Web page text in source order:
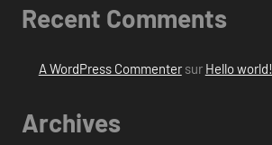
Recent Comments
A WordPress Commentersur Hello world!
Archives